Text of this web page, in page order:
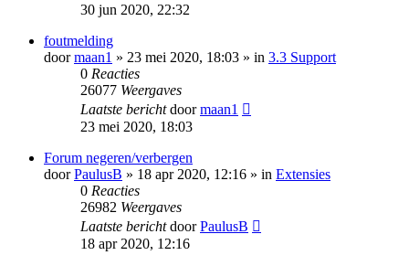
30 jun 2020, 22:32
foutmelding
doormaan1 » 23 mei 2020, 18:03 » in 3.3 Support
0 Reacties
26077 Weergaves
Laatste berichtdoormaan1
23 mei 2020, 18:03
Forum negeren/verbergen
doorPaulusB » 18 apr 2020, 12:16 » in Extensies
0 Reacties
26982 Weergaves
Laatste berichtdoorPaulusB
18 apr 2020, 12:16